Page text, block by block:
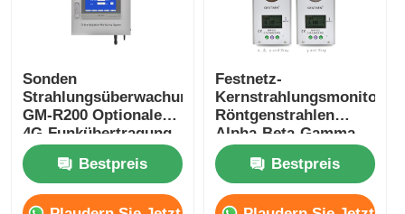
Kernstrahlungsüberwachungssystem
Radondetektor
Atmosphärischer Negativ-Ionen-Monitor
PM2,5-Detektor
Sonden
Strahlungsüberwachungssystem
GM-R200 Optionale
4G-Funkübertragung
Bestpreis
Festnetz-
Kernstrahlungsmonitor
Röntgenstrahlen
Alpha-Beta-Gamma-
Strahlungsmonitor
Bestpreis